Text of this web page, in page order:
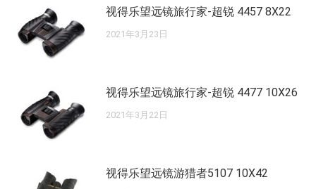
视得乐望远镜旅行家-超锐 4457 8X22
2021年3月23日
视得乐望远镜旅行家-超锐 4477 10X26
2021年3月22日
视得乐望远镜游猎者5107 10X42